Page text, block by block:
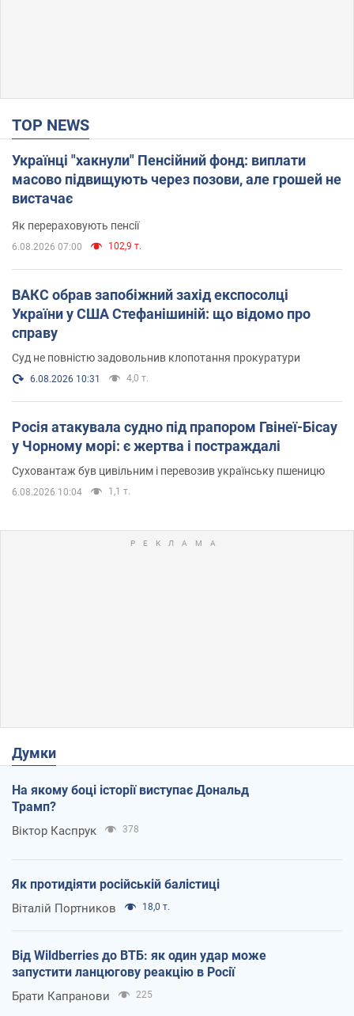
TOP NEWS
Українці "хакнули" Пенсійний фонд: виплати
масово підвищують через позови, але грошей не
вистачає
Як перераховують пенсії
6.08.2026 07:00 102,9 т.
ВАКС обрав запобіжний захід експосолці
України у США Стефанішиній: що відомо про
справу
Суд не повністю задовольнив клопотання прокуратури
6.08.2026 10:31 4,0 т.
Росія атакувала судно під прапором Гвінеї-Бісау
у Чорному морі: є жертва і постраждалі
Суховантаж був цивільним і перевозив українську пшеницю
6.08.2026 10:04 1,1 т.
Думки
На якому боці історії виступає Дональд
Трамп?
Віктор Каспрук 378
Як протидіяти російській балістиці
Віталій Портников 18,0 т.
Від Wildberries до ВТБ: як один удар може
запустити ланцюгову реакцію в Росії
Брати Капранови 225